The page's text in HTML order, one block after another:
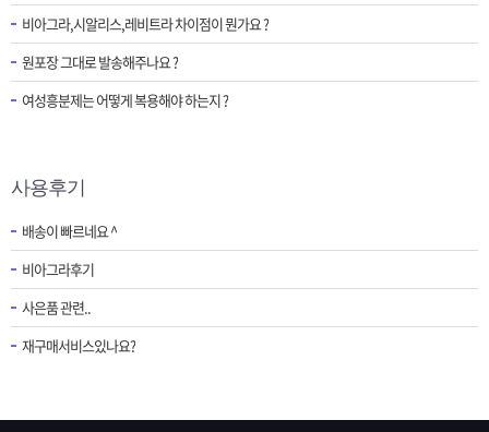
비아그라,시알리스,레비트라 차이점이 뭔가요 ?
원포장 그대로 발송해주나요 ?
여성흥분제는 어떻게 복용해야 하는지 ?
사용후기
배송이 빠르네요 ^
비아그라후기
사은품 관련..
재구매서비스있나요?